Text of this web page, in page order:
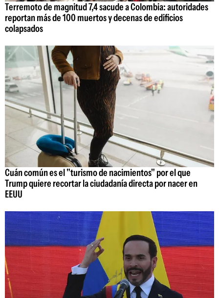
Terremoto de magnitud 7,4 sacude a Colombia: autoridades
reportan más de 100 muertos y decenas de edificios
colapsados
Cuán común es el "turismo de nacimientos" por el que
Trump quiere recortar la ciudadanía directa por nacer en
EEUU